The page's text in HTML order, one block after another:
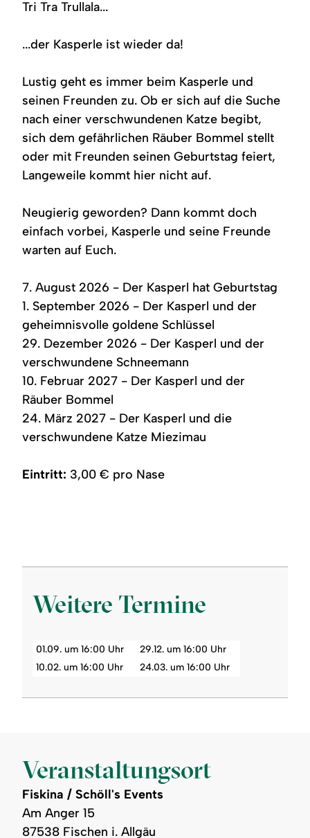
Tri Tra Trullala...
...der Kasperle ist wieder da!
Lustig geht es immer beim Kasperle und
seinen Freunden zu. Ob er sich auf die Suche
nach einer verschwundenen Katze begibt,
sich dem gefährlichen Räuber Bommel stellt
oder mit Freunden seinen Geburtstag feiert,
Langeweile kommt hier nicht auf.
Neugierig geworden? Dann kommt doch
einfach vorbei, Kasperle und seine Freunde
warten auf Euch.
7. August 2026 - Der Kasperl hat Geburtstag
1. September 2026 - Der Kasperl und der
geheimnisvolle goldene Schlüssel
29. Dezember 2026 - Der Kasperl und der
verschwundene Schneemann
10. Februar 2027 - Der Kasperl und der
Räuber Bommel
24. März 2027 - Der Kasperl und die
verschwundene Katze Miezimau
Eintritt: 3,00 € pro Nase
Weitere Termine
01.09. um 16:00 Uhr
29.12. um 16:00 Uhr
10.02. um 16:00 Uhr
24.03. um 16:00 Uhr
Veranstaltungsort
Fiskina / Schöll's Events
Am Anger 15
87538 Fischen i. Allgäu